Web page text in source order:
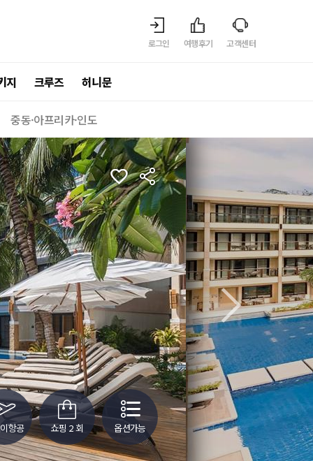
로그인 여행후기 고객센터
지 크루즈 허니문
중동·아프리카·인도
항공 쇼핑 2 회 옵션가능